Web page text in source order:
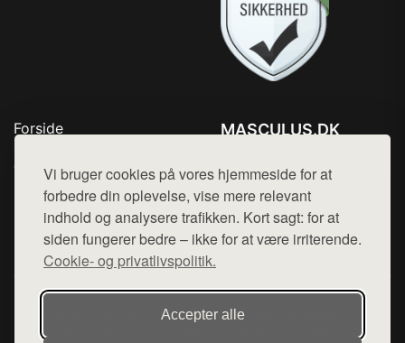
Vi bruger cookies på vores hjemmeside for at
forbedre din oplevelse, vise mere relevant
indhold og analysere trafikken. Kort sagt: for at
siden fungerer bedre – ikke for at være irriterende.
Cookie- og privatlivspolitik.
Accepter alle
Forside
Top Rabatter
Kontakt
MASCULUS.DK
Mail: hej@want.dk
Cookie- og privatlivspolitik
Denne side er en del af want.dk, der udgiver en række
hjemmesider med præsentation af forskellige produkter fra